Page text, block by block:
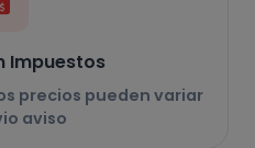
Impuestos
precios pueden variar
aviso